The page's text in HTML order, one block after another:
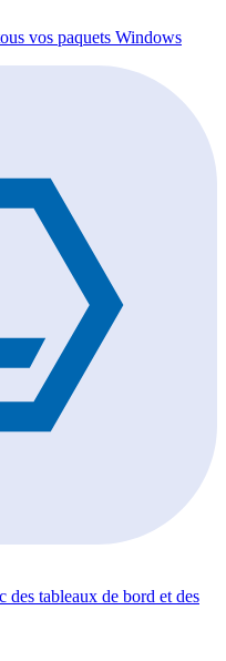
vos paquets Windows
des tableaux de bord et des